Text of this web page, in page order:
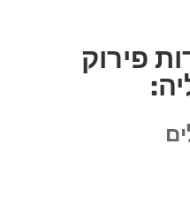
פירוק